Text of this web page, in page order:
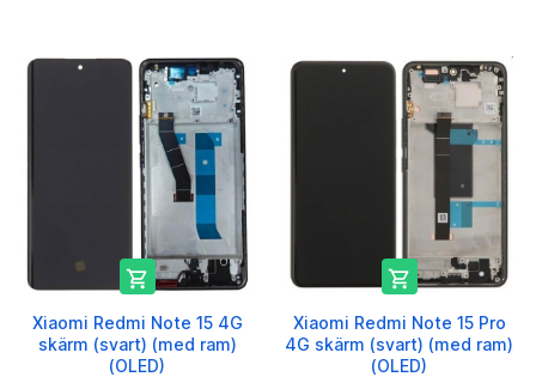

Xiaomi Redmi Note 15 4G
skärm (svart) (med ram)
(OLED)

Xiaomi Redmi Note 15 Pro
4G skärm (svart) (med ram)
(OLED)